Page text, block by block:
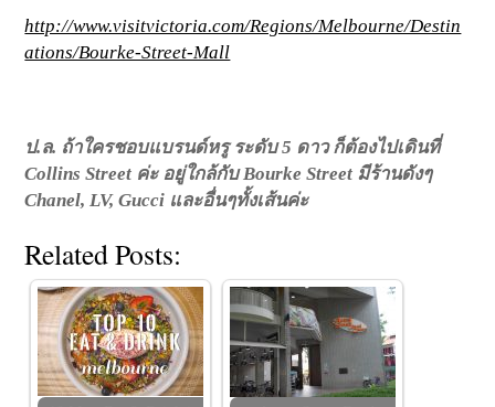
http://www.visitvictoria.com/Regions/Melbourne/Destin
ations/Bourke-Street-Mall
ป.ล. ถ้าใครชอบแบรนด์หรู ระดับ 5 ดาว ก็ต้องไปเดินที่
Collins Street ค่ะ อยู่ใกล้กับ Bourke Street มีร้านดังๆ
Chanel, LV, Gucci และอื่นๆทั้งเส้นค่ะ
Related Posts: